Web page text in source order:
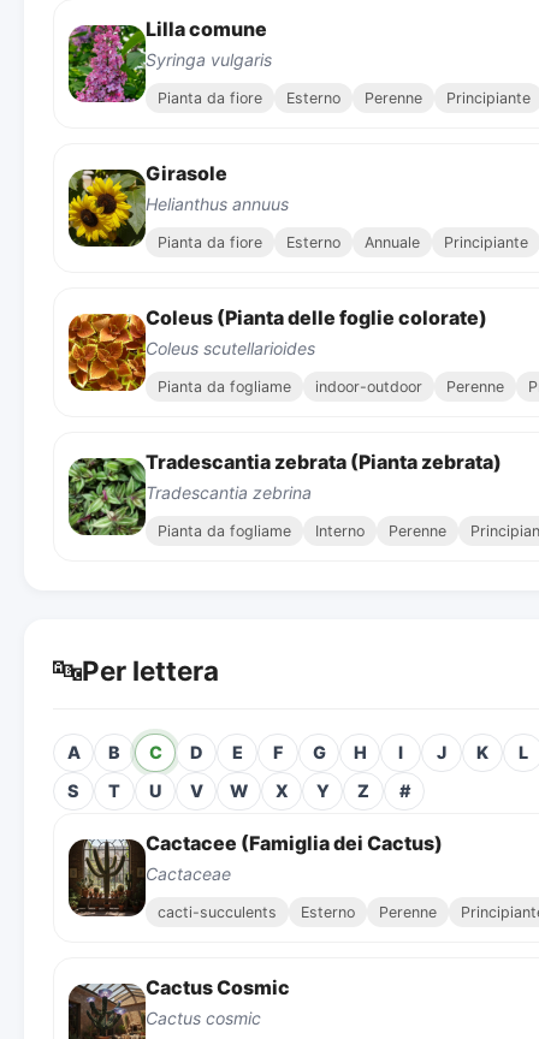
Lilla comune
Syringa vulgaris
Pianta da fiore Esterno Perenne Principiante
Girasole
Helianthus annuus
Pianta da fiore Esterno Annuale Principiante
Coleus (Pianta delle foglie colorate)
Coleus scutellarioides
Pianta da fogliame indoor-outdoor Perenne
Tradescantia zebrata (Pianta zebrata)
Tradescantia zebrina
Pianta da fogliame Interno Perenne
🔤Per lettera
A B C D E F G H I J K
L
S
T U V W X Y Z #
Cactacee (Famiglia dei Cactus)
Cactaceae
cacti-succulents Esterno Perenne
Cactus Cosmic
Cactus cosmic